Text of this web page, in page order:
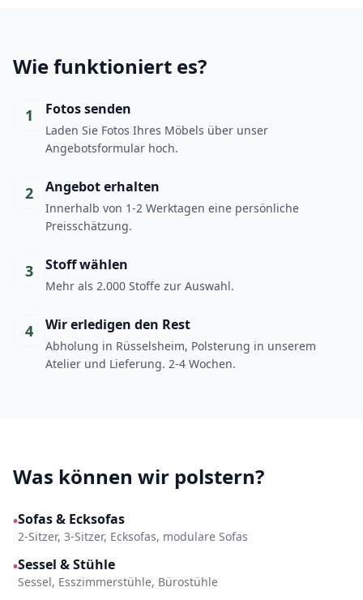
Wie funktioniert es?
1 Fotos senden
Laden Sie Fotos Ihres Möbels über unser
Angebotsformular hoch.
2 Angebot erhalten
Innerhalb von 1-2 Werktagen eine persönliche
Preisschätzung.
3 Stoff wählen
Mehr als 2.000 Stoffe zur Auswahl.
4 Wir erledigen den Rest
Abholung in Rüsselsheim, Polsterung in unserem
Atelier und Lieferung. 2-4 Wochen.
Was können wir polstern?
•Sofas & Ecksofas
2-Sitzer, 3-Sitzer, Ecksofas, modulare Sofas
•Sessel & Stühle
Sessel, Esszimmerstühle, Bürostühle